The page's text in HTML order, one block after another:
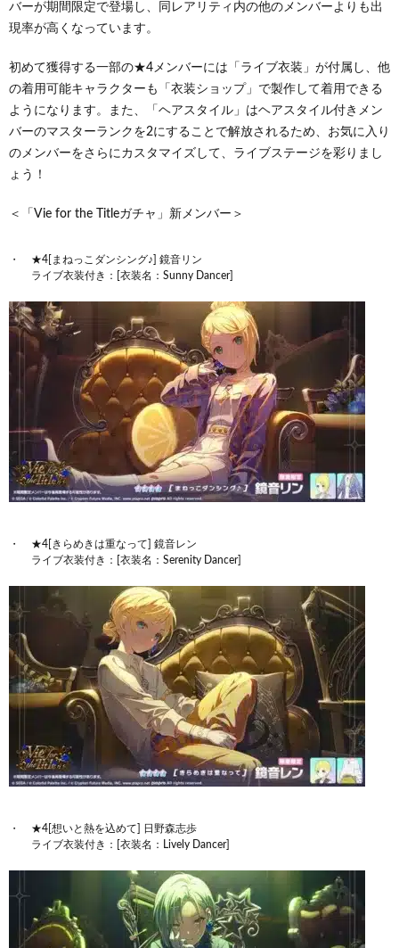
バーが期間限定で登場し、同レアリティ内の他のメンバーよりも出
現率が高くなっています。
初めて獲得する一部の★4メンバーには「ライブ衣装」が付属し、他
の着用可能キャラクターも「衣装ショップ」で製作して着用できる
ようになります。また、「ヘアスタイル」はヘアスタイル付きメン
バーのマスターランクを2にすることで解放されるため、お気に入り
のメンバーをさらにカスタマイズして、ライブステージを彩りまし
ょう！
＜「Vie for the Titleガチャ」新メンバー＞
★4[まねっこダンシング♪] 鏡音リン
ライブ衣装付き：[衣装名：Sunny Dancer]
★4[きらめきは重なって] 鏡音レン
ライブ衣装付き：[衣装名：Serenity Dancer]
★4[想いと熱を込めて] 日野森志歩
ライブ衣装付き：[衣装名：Lively Dancer]